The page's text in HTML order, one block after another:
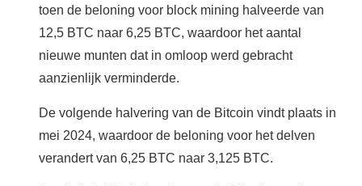
toen de beloning voor block mining halveerde van
12,5 BTC naar 6,25 BTC, waardoor het aantal
nieuwe munten dat in omloop werd gebracht
aanzienlijk verminderde.
De volgende halvering van de Bitcoin vindt plaats in
mei 2024, waardoor de beloning voor het delven
verandert van 6,25 BTC naar 3,125 BTC.